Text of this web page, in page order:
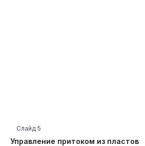
Управление притоком из пластов
Слайд 5